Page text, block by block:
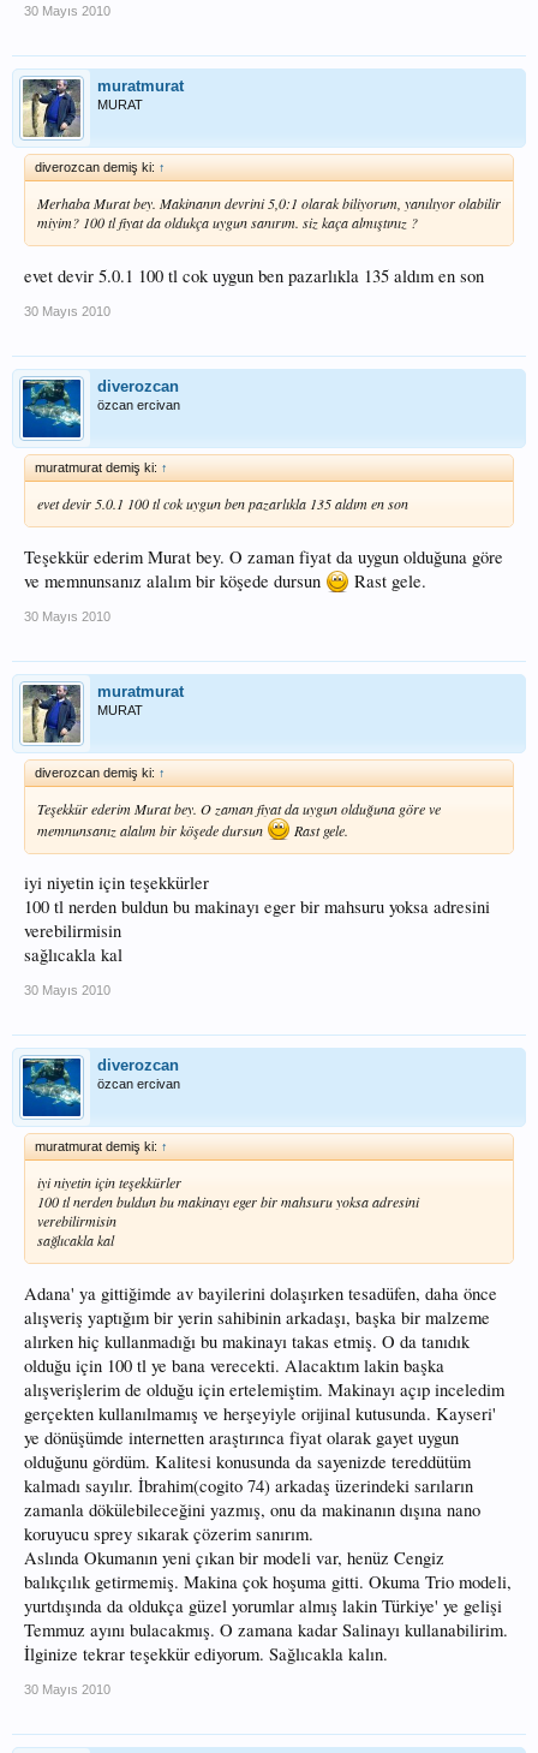
30 Mayıs 2010
muratmurat
MURAT
diverozcan demiş ki: ↑
Merhaba Murat bey. Makinanın devrini 5,0:1 olarak biliyorum, yanılıyor olabilir
miyim? 100 tl fiyat da oldukça uygun sanırım. siz kaça almıştınız ?
evet devir 5.0.1 100 tl cok uygun ben pazarlıkla 135 aldım en son
30 Mayıs 2010
diverozcan
özcan ercivan
muratmurat demiş ki: ↑
evet devir 5.0.1 100 tl cok uygun ben pazarlıkla 135 aldım en son
Teşekkür ederim Murat bey. O zaman fiyat da uygun olduğuna göre
ve memnunsanız alalım bir köşede dursun
Rast gele.
30 Mayıs 2010
muratmurat
MURAT
diverozcan demiş ki: ↑
Teşekkür ederim Murat bey. O zaman fiyat da uygun olduğuna göre ve
memnunsanız alalım bir köşede dursun
Rast gele.
iyi niyetin için teşekkürler
100 tl nerden buldun bu makinayı eger bir mahsuru yoksa adresini
verebilirmisin
sağlıcakla kal
30 Mayıs 2010
diverozcan
özcan ercivan
muratmurat demiş ki: ↑
iyi niyetin için teşekkürler
100 tl nerden buldun bu makinayı eger bir mahsuru yoksa adresini
verebilirmisin
sağlıcakla kal
Adana' ya gittiğimde av bayilerini dolaşırken tesadüfen, daha önce
alışveriş yaptığım bir yerin sahibinin arkadaşı, başka bir malzeme
alırken hiç kullanmadığı bu makinayı takas etmiş. O da tanıdık
olduğu için 100 tl ye bana verecekti. Alacaktım lakin başka
alışverişlerim de olduğu için ertelemiştim. Makinayı açıp inceledim
gerçekten kullanılmamış ve herşeyiyle orijinal kutusunda. Kayseri'
ye dönüşümde internetten araştırınca fiyat olarak gayet uygun
olduğunu gördüm. Kalitesi konusunda da sayenizde tereddütüm
kalmadı sayılır. İbrahim(cogito 74) arkadaş üzerindeki sarıların
zamanla dökülebileceğini yazmış, onu da makinanın dışına nano
koruyucu sprey sıkarak çözerim sanırım.
Aslında Okumanın yeni çıkan bir modeli var, henüz Cengiz
balıkçılık getirmemiş. Makina çok hoşuma gitti. Okuma Trio modeli,
yurtdışında da oldukça güzel yorumlar almış lakin Türkiye' ye gelişi
Temmuz ayını bulacakmış. O zamana kadar Salinayı kullanabilirim.
İlginize tekrar teşekkür ediyorum. Sağlıcakla kalın.
30 Mayıs 2010